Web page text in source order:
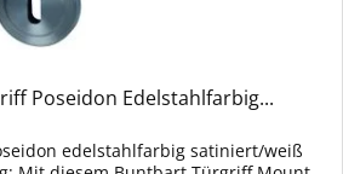
Poseidon Edelstahlfarbig...
edelstahlfarbig satiniert/weiß